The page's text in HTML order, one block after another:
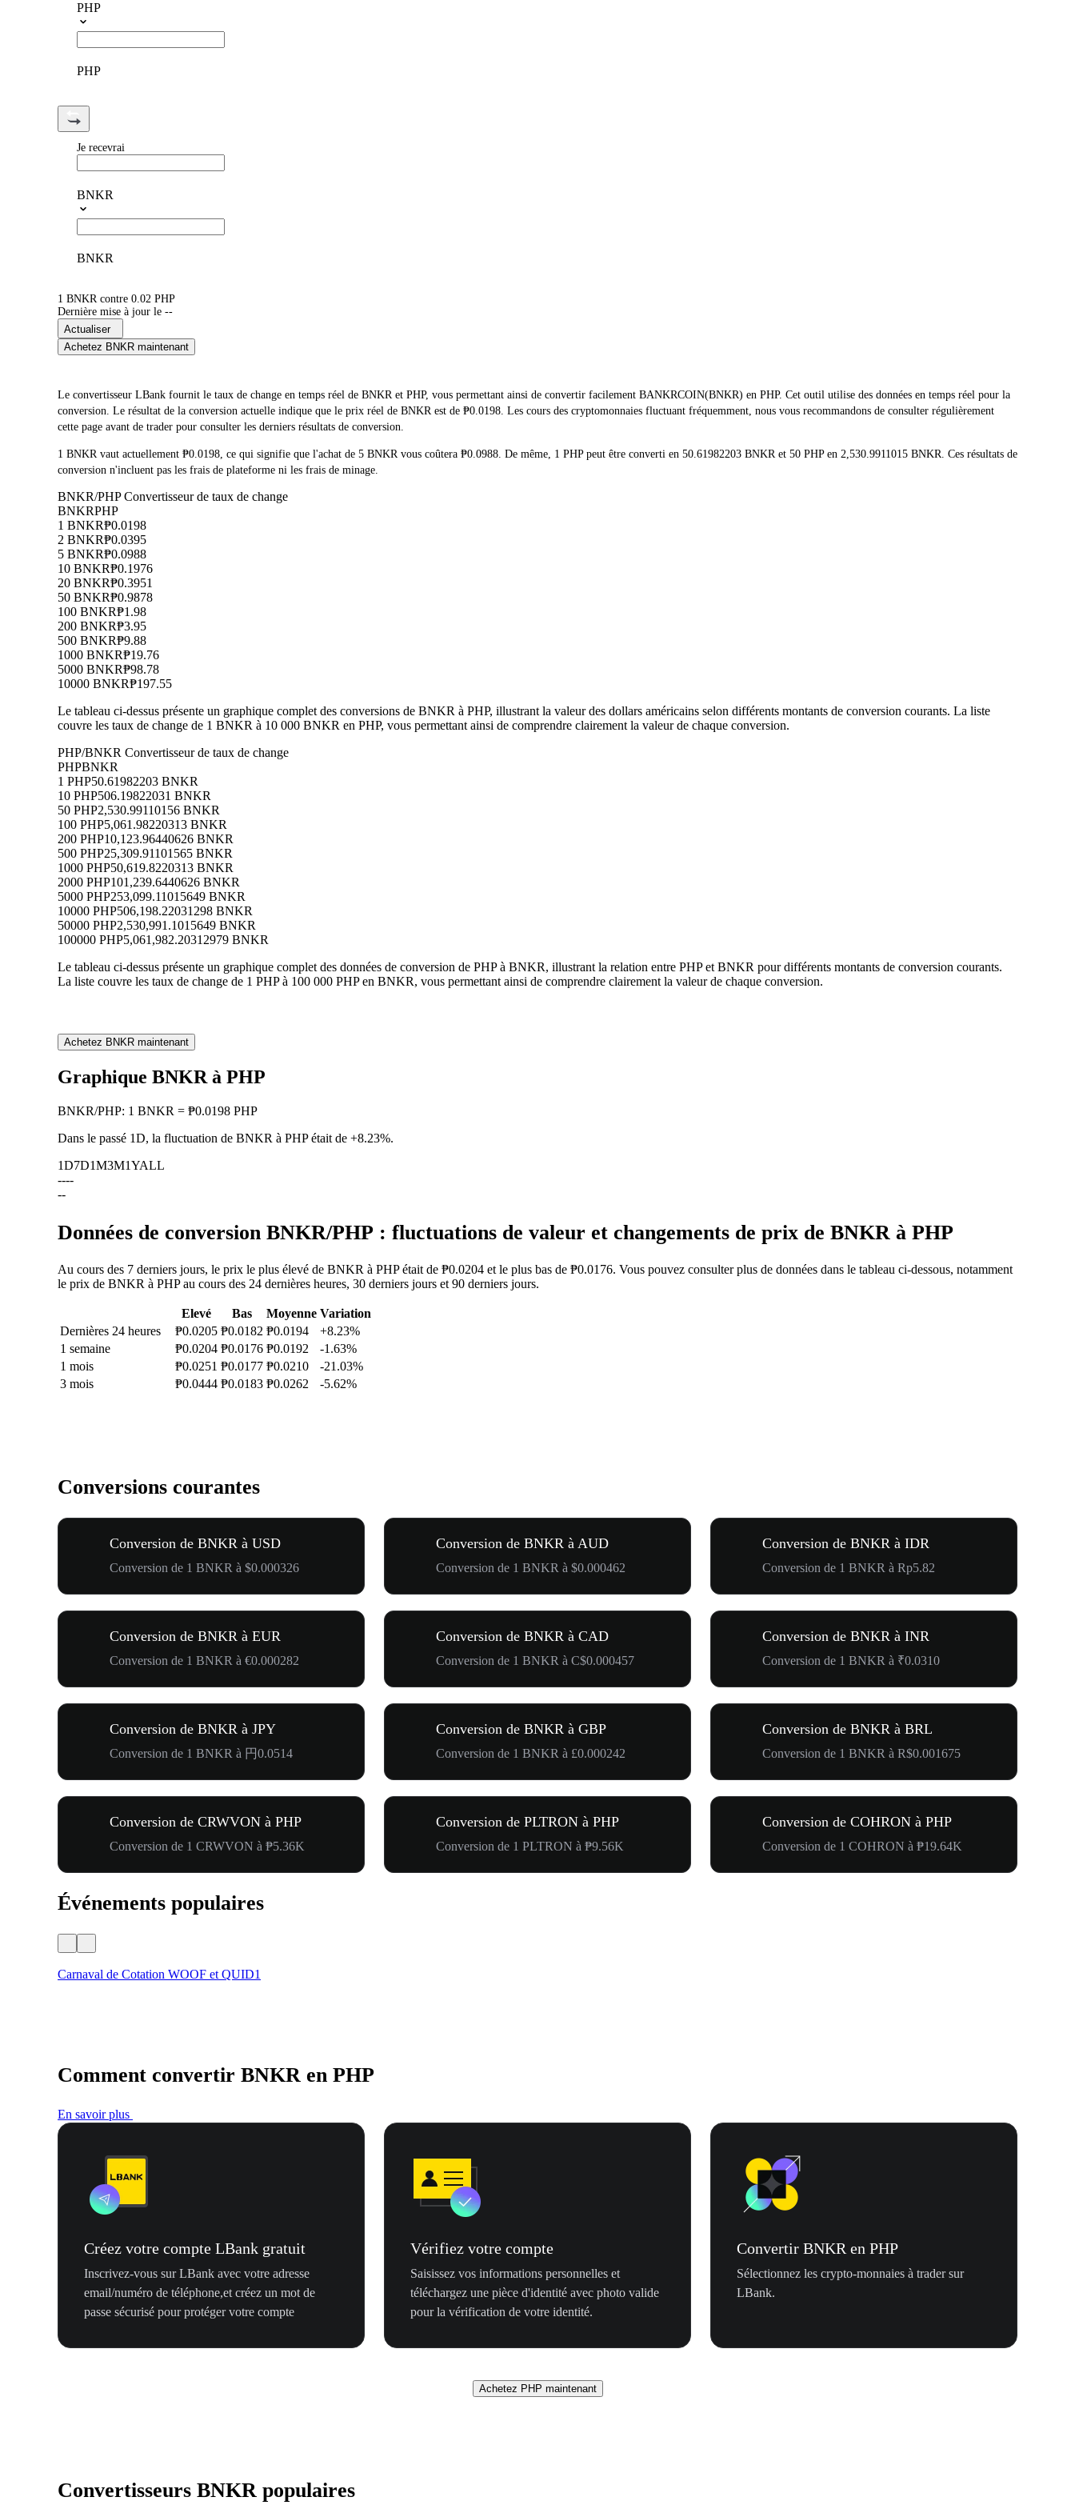
PHP
PHP
Je recevrai
BNKR
BNKR
1 BNKR contre 0.02 PHP
Dernière mise à jour le --
Actualiser
Achetez BNKR maintenant
Le convertisseur LBank fournit le taux de change en temps réel de BNKR et PHP, vous permettant ainsi de convertir facilement BANKRCOIN(BNKR) en PHP. Cet outil utilise des données en temps réel pour la
conversion. Le résultat de la conversion actuelle indique que le prix réel de BNKR est de ₱0.0198. Les cours des cryptomonnaies fluctuant fréquemment, nous vous recommandons de consulter régulièrement
cette page avant de trader pour consulter les derniers résultats de conversion.
1 BNKR vaut actuellement ₱0.0198, ce qui signifie que l'achat de 5 BNKR vous coûtera ₱0.0988. De même, 1 PHP peut être converti en 50.61982203 BNKR et 50 PHP en 2,530.9911015 BNKR. Ces résultats de
conversion n'incluent pas les frais de plateforme ni les frais de minage.
BNKR/PHP Convertisseur de taux de change
BNKRPHP
1 BNKR₱0.0198
2 BNKR₱0.0395
5 BNKR₱0.0988
10 BNKR₱0.1976
20 BNKR₱0.3951
50 BNKR₱0.9878
100 BNKR₱1.98
200 BNKR₱3.95
500 BNKR₱9.88
1000 BNKR₱19.76
5000 BNKR₱98.78
10000 BNKR₱197.55
Le tableau ci-dessus présente un graphique complet des conversions de BNKR à PHP, illustrant la valeur des dollars américains selon différents montants de conversion courants. La liste
couvre les taux de change de 1 BNKR à 10 000 BNKR en PHP, vous permettant ainsi de comprendre clairement la valeur de chaque conversion.
PHP/BNKR Convertisseur de taux de change
PHPBNKR
1 PHP50.61982203 BNKR
10 PHP506.19822031 BNKR
50 PHP2,530.99110156 BNKR
100 PHP5,061.98220313 BNKR
200 PHP10,123.96440626 BNKR
500 PHP25,309.91101565 BNKR
1000 PHP50,619.8220313 BNKR
2000 PHP101,239.6440626 BNKR
5000 PHP253,099.11015649 BNKR
10000 PHP506,198.22031298 BNKR
50000 PHP2,530,991.1015649 BNKR
100000 PHP5,061,982.20312979 BNKR
Le tableau ci-dessus présente un graphique complet des données de conversion de PHP à BNKR, illustrant la relation entre PHP et BNKR pour différents montants de conversion courants.
La liste couvre les taux de change de 1 PHP à 100 000 PHP en BNKR, vous permettant ainsi de comprendre clairement la valeur de chaque conversion.
Achetez BNKR maintenant
Graphique BNKR à PHP
BNKR/PHP: 1 BNKR = ₱0.0198 PHP
Dans le passé 1D, la fluctuation de BNKR à PHP était de +8.23%.
1D7D1M3M1YALL
----
--
Données de conversion BNKR/PHP : fluctuations de valeur et changements de prix de BNKR à PHP
Au cours des 7 derniers jours, le prix le plus élevé de BNKR à PHP était de ₱0.0204 et le plus bas de ₱0.0176. Vous pouvez consulter plus de données dans le tableau ci-dessous, notamment
le prix de BNKR à PHP au cours des 24 dernières heures, 30 derniers jours et 90 derniers jours.
Elevé Bas Moyenne Variation
Dernières 24 heures
₱0.0205 ₱0.0182 ₱0.0194
+8.23%
1 semaine
₱0.0204 ₱0.0176 ₱0.0192
-1.63%
1 mois
₱0.0251 ₱0.0177 ₱0.0210
-21.03%
3 mois
₱0.0444 ₱0.0183 ₱0.0262 -5.62%
Conversions courantes
Conversion de BNKR à USD
Conversion de 1 BNKR à $0.000326
Conversion de BNKR à AUD
Conversion de 1 BNKR à $0.000462
Conversion de BNKR à IDR
Conversion de 1 BNKR à Rp5.82
Conversion de BNKR à EUR
Conversion de 1 BNKR à €0.000282
Conversion de BNKR à CAD
Conversion de 1 BNKR à C$0.000457
Conversion de BNKR à INR
Conversion de 1 BNKR à ₹0.0310
Conversion de BNKR à JPY
Conversion de 1 BNKR à 円0.0514
Conversion de BNKR à GBP
Conversion de 1 BNKR à £0.000242
Conversion de BNKR à BRL
Conversion de 1 BNKR à R$0.001675
Conversion de CRWVON à PHP
Conversion de 1 CRWVON à ₱5.36K
Conversion de PLTRON à PHP
Conversion de 1 PLTRON à ₱9.56K
Conversion de COHRON à PHP
Conversion de 1 COHRON à ₱19.64K
Événements populaires
Carnaval de Cotation WOOF et QUID1
Comment convertir BNKR en PHP
En savoir plus
Créez votre compte LBank gratuit
Inscrivez-vous sur LBank avec votre adresse
email/numéro de téléphone,et créez un mot de
passe sécurisé pour protéger votre compte
Vérifiez votre compte
Saisissez vos informations personnelles et
téléchargez une pièce d'identité avec photo valide
pour la vérification de votre identité.
Convertir BNKR en PHP
Sélectionnez les crypto-monnaies à trader sur
LBank.
Achetez PHP maintenant
Convertisseurs BNKR populaires